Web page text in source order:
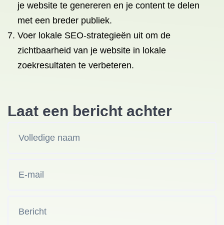
je website te genereren en je content te delen
met een breder publiek.
Voer lokale SEO-strategieën uit om de
zichtbaarheid van je website in lokale
zoekresultaten te verbeteren.
Laat een bericht achter